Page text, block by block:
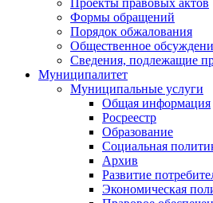
Проекты правовых актов
Формы обращений
Порядок обжалования
Общественное
Сведения, подлежащие
Муниципалитет
Муниципальные услуги
Общая информация
Росреестр
Образование
Социальная
Архив
Развитие
Экономическая